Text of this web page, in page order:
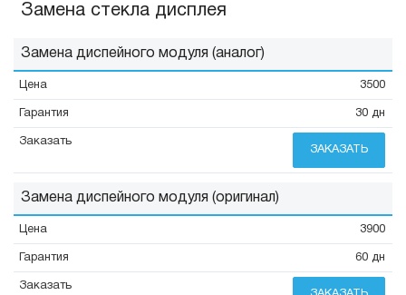
Замена стекла дисплея
Замена диспейного модуля (аналог)
3500
30 дн
ЗАКАЗАТЬ
Замена диспейного модуля (оригинал)
3900
60 дн